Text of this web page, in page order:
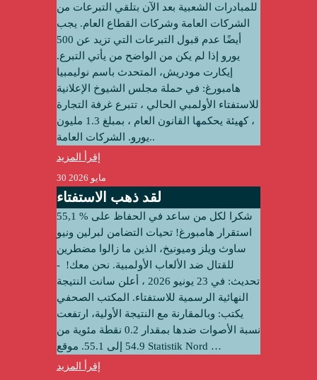
للمبادرات الشعبية بعد الآن بتلقي التبرعات من
الشركات العامة وشركات القطاع العام. يجب
أيضًا عدم قبول التبرعات التي تزيد عن 500
يورو إذا لم يكن من الواضح من يأتي التبرع.
إيكارت مودريش، المتحدث باسم نوليمبيا
هامبورغ: في حملة مجلس الشيوخ الإعلانية
للاستفتاء الأولمبي الحالي ، تتبرع غرفة التجارة
، كهيئة يحكمها القانون العام ، بمبلغ 1.3 مليون
يورو. الشركات العامة..
إقرأ المزيد
30 مايو 2026
لقد ذهب الاستفتاء
55,1 % شكرا لكل من ساعد في الحفاظ على
استقرار هامبورغ! تحيات التضامن لبرلين ونيو
ساوث ويلز وميونيخ، الذين ما زالوا مضطرين
للقتال ضد الألعاب الأولمبية. نحن معك! ‫ -
تحديث:‬ في 23 يونيو 2026 ، أعلن سانت النتيجة
النهائية الرسمية للاستفتاء. المكتب الصحفي
يكتب: وبالمقارنة مع النتيجة الأولية، ارتفعت
نسبة الأصوات ضدها بمقدار 0.2 نقطة مئوية من
54.9 إلى 55.1. موقع Statistik Nord …
إقرأ المزيد